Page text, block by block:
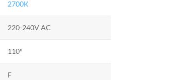
2700K
220-240V AC
110°
F